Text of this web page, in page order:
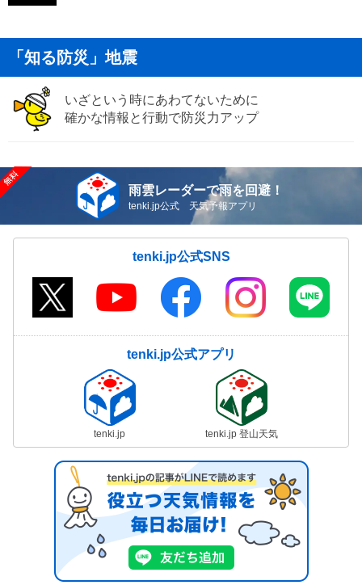
「知る防災」地震
いざという時にあわてないために
確かな情報と行動で防災力アップ
雨雲レーダーで雨を回避！
tenki.jp公式 天気予報アプリ
tenki.jp公式SNS
tenki.jp公式アプリ
tenki.jp tenki.jp 登山天気